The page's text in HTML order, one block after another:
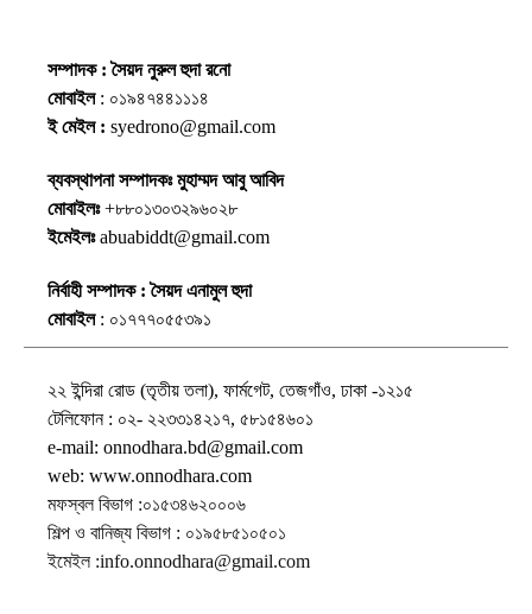
সম্পাদক : সৈয়দ নুরুল হুদা রনো
মোবাইল: ০১৯৪৭৪৪১১১৪
ই মেইল : syedrono@gmail.com
ব্যবস্থাপনা সম্পাদকঃ মুহাম্মদ আবু আবিদ
মোবাইলঃ+৮৮০১৩০৩২৯৬০২৮
ইমেইলঃabuabiddt@gmail.com
নির্বাহী সম্পাদক : সৈয়দ এনামুল হুদা
মোবাইল: ০১৭৭৭০৫৫৩৯১
২২ ইন্দিরা রোড (তৃতীয় তলা), ফার্মগেট, তেজগাঁও, ঢাকা -১২১৫
টেলিফোন : ০২- ২২৩৩১৪২১৭, ৫৮১৫৪৬০১
e-mail: onnodhara.bd@gmail.com
web: www.onnodhara.com
মফস্বল বিভাগ :০১৫৩৪৬২০০০৬
শিল্প ও বানিজ্য বিভাগ : ০১৯৫৮৫১০৫০১
ইমেইল :info.onnodhara@gmail.com